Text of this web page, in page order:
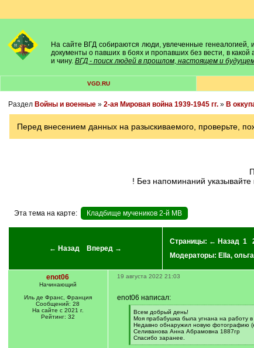
На сайте ВГД собираются люди, увлеченные генеалогией,
документы о павших в боях и пропавших без вести, в
и чину. ВГД - поиск людей в прошлом, настоящем и
VGD.RU
Раздел Войны и военные» 2-ая Мировая война 1939-1945 гг.» В
Перед внесением данных на разыскиваемого, проверьте,
! Без напоминаний
Эта тема на карте: Кладбище мучеников 2-й МВ
← Назад Вперед →
Страницы: ← Назад 1
Модераторы: Ella,
enot06
Начинающий
Иль де Франс, Франция
Сообщений: 28
На сайте с 2021 г.
Рейтинг: 32
19 августа 2022 21:03
enot06 написал:
[
q
]
Всем добрый день!
Моя прабабушка была угнана на работу
Недавно обнаружил новую фотографию
Селиванова Анна Абрамовна 1887гр
Спасибо заранее.
[